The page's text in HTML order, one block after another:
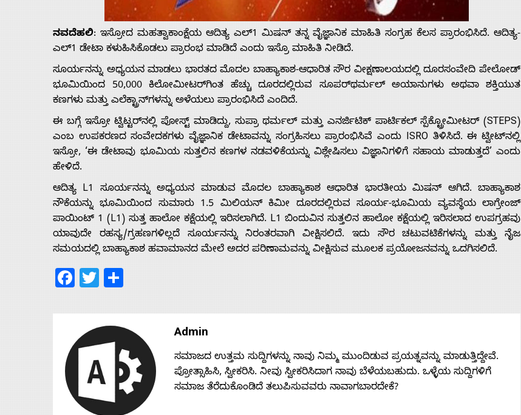
Advertise
Contact
ನವದೆಹಲಿ: ಇಸ್ರೋದ ಮಹತ್ವಾಕಾಂಕ್ಷೆಯ ಆದಿತ್ಯ ಎಲ್1 ಮಿಷನ್ ತನ್ನ ವೈಜ್ಞಾನಿಕ ಮಾಹಿತಿ ಸಂಗ್ರಹ ಕೆಲಸ ಪ್ರಾರಂಭಿಸಿದೆ. ಆದಿತ್ಯ-
ಎಲ್1 ಡೇಟಾ ಕಳುಹಿಸಿಕೊಡಲು ಪ್ರಾರಂಭ ಮಾಡಿದೆ ಎಂದು ಇಸ್ರೊ ಮಾಹಿತಿ ನೀಡಿದೆ.
ಸೂರ್ಯನನ್ನು ಅಧ್ಯಯನ ಮಾಡಲು ಭಾರತದ ಮೊದಲ ಬಾಹ್ಯಾಕಾಶ-ಆಧಾರಿತ ಸೌರ ವೀಕ್ಷಣಾಲಯದಲ್ಲಿ ದೂರಸಂವೇದಿ ಪೇಲೋಡ್
ಭೂಮಿಯಿಂದ 50,000 ಕಿಲೋಮೀಟರ್‌ಗಿಂತ ಹೆಚ್ಚು ದೂರದಲ್ಲಿರುವ ಸೂಪರ್‌ಥರ್ಮಲ್ ಅಯಾನುಗಳು ಅಥವಾ ಶಕ್ತಿಯುತ
ಕಣಗಳು ಮತ್ತು ಎಲೆಕ್ಟ್ರಾನ್‌ಗಳನ್ನು ಅಳೆಯಲು ಪ್ರಾರಂಭಿಸಿದೆ ಎಂದಿದೆ.
ಈ ಬಗ್ಗೆ ಇಸ್ರೋ ಟ್ವಿಟ್ಟರ್‌ನಲ್ಲಿ ಪೋಸ್ಟ್ ಮಾಡಿದ್ದು, ಸುಪ್ರಾ ಥರ್ಮಲ್ ಮತ್ತು ಎನರ್ಜಿಟಿಕ್ ಪಾರ್ಟಿಕಲ್ ಸ್ಪೆಕ್ಟ್ರೋಮೀಟರ್ (STEPS)
ಎಂಬ ಉಪಕರಣದ ಸಂವೇದಕಗಳು ವೈಜ್ಞಾನಿಕ ಡೇಟಾವನ್ನು ಸಂಗ್ರಹಿಸಲು ಪ್ರಾರಂಭಿಸಿವೆ ಎಂದು ISRO ತಿಳಿಸಿದೆ. ಈ ಟ್ವೀಟ್‌ನಲ್ಲಿ
ಇಸ್ರೋ, ‘ಈ ಡೇಟಾವು ಭೂಮಿಯ ಸುತ್ತಲಿನ ಕಣಗಳ ನಡವಳಿಕೆಯನ್ನು ವಿಶ್ಲೇಷಿಸಲು ವಿಜ್ಞಾನಿಗಳಿಗೆ ಸಹಾಯ ಮಾಡುತ್ತದೆ’ ಎಂದು
ಹೇಳಿದೆ.
ಆದಿತ್ಯ L1 ಸೂರ್ಯನನ್ನು ಅಧ್ಯಯನ ಮಾಡುವ ಮೊದಲ ಬಾಹ್ಯಾಕಾಶ ಆಧಾರಿತ ಭಾರತೀಯ ಮಿಷನ್ ಆಗಿದೆ. ಬಾಹ್ಯಾಕಾಶ
ನೌಕೆಯನ್ನು ಭೂಮಿಯಿಂದ ಸುಮಾರು 1.5 ಮಿಲಿಯನ್ ಕಿಮೀ ದೂರದಲ್ಲಿರುವ ಸೂರ್ಯ-ಭೂಮಿಯ ವ್ಯವಸ್ಥೆಯ ಲಾಗ್ರೇಂಜ್
ಪಾಯಿಂಟ್ 1 (L1) ಸುತ್ತ ಹಾಲೋ ಕಕ್ಷೆಯಲ್ಲಿ ಇರಿಸಲಾಗಿದೆ. L1 ಬಿಂದುವಿನ ಸುತ್ತಲಿನ ಹಾಲೋ ಕಕ್ಷೆಯಲ್ಲಿ ಇರಿಸಲಾದ ಉಪಗ್ರಹವು
ಯಾವುದೇ ರಹಸ್ಯ/ಗ್ರಹಣಗಳಿಲ್ಲದೆ ಸೂರ್ಯನನ್ನು ನಿರಂತರವಾಗಿ ವೀಕ್ಷಿಸಲಿದೆ. ಇದು ಸೌರ ಚಟುವಟಿಕೆಗಳನ್ನು ಮತ್ತು ನೈಜ
ಸಮಯದಲ್ಲಿ ಬಾಹ್ಯಾಕಾಶ ಹವಾಮಾನದ ಮೇಲೆ ಅದರ ಪರಿಣಾಮವನ್ನು ವೀಕ್ಷಿಸುವ ಮೂಲಕ ಪ್ರಯೋಜನವನ್ನು ಒದಗಿಸಲಿದೆ.
Facebook
Twitter
Admin
ಸಮಾಜದ ಉತ್ತಮ ಸುದ್ದಿಗಳನ್ನು ನಾವು ನಿಮ್ಮ ಮುಂದಿಡುವ ಪ್ರಯತ್ನವನ್ನು ಮಾಡುತ್ತಿದ್ದೇವೆ.
ಪ್ರೋತ್ಸಾಹಿಸಿ, ಸ್ವೀಕರಿಸಿ. ನೀವು ಸ್ವೀಕರಿಸಿದಾಗ ನಾವು ಬೆಳೆಯಬಹುದು. ಒಳ್ಳೆಯ ಸುದ್ದಿಗಳಿಗೆ
ಸಮಾಜ ತೆರೆದುಕೊಂಡಿದೆ ತಲುಪಿಸುವವರು ನಾವಾಗಬಾರದೇಕೆ?